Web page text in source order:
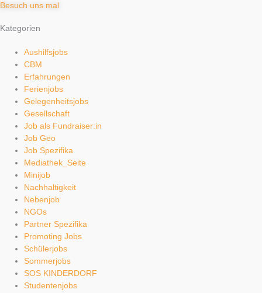
Besuch uns mal
Kategorien
Aushilfsjobs
CBM
Erfahrungen
Ferienjobs
Gelegenheitsjobs
Gesellschaft
Job als Fundraiser:in
Job Geo
Job Spezifika
Mediathek_Seite
Minijob
Nachhaltigkeit
Nebenjob
NGOs
Partner Spezifika
Promoting Jobs
Schülerjobs
Sommerjobs
SOS KINDERDORF
Studentenjobs